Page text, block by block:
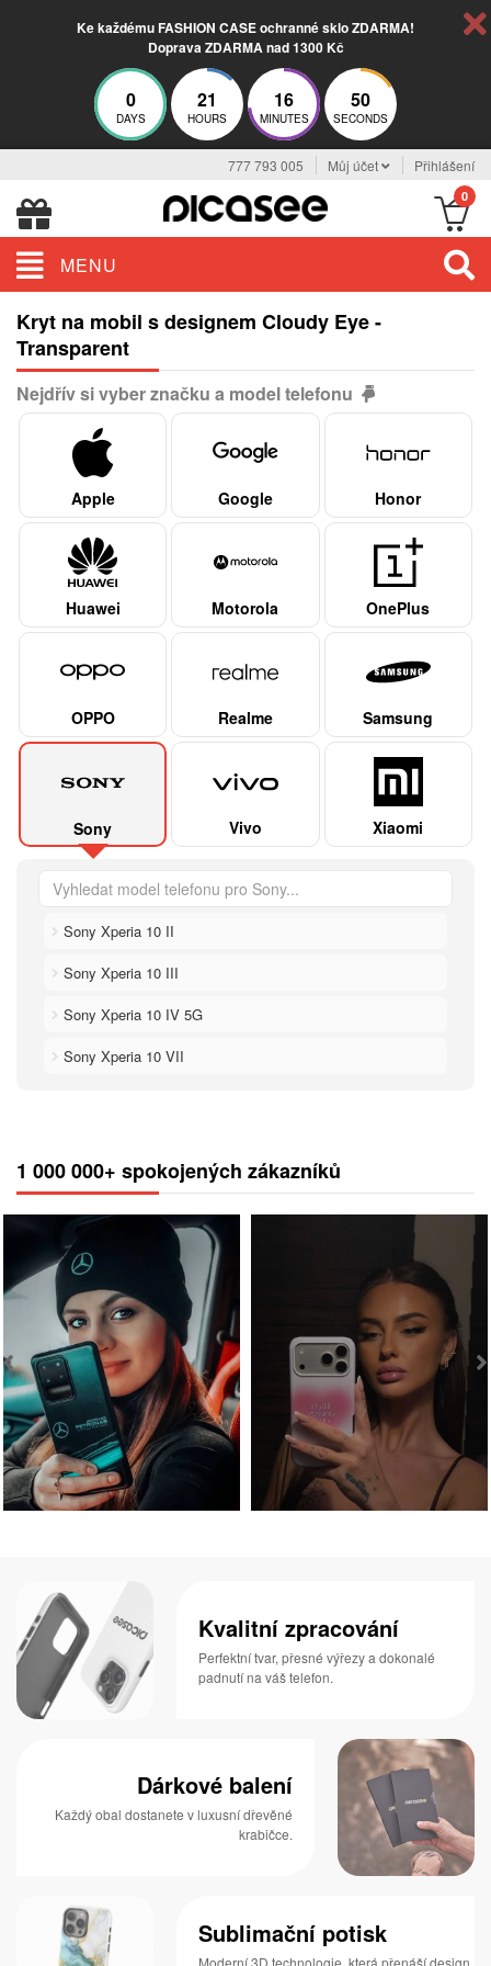
Ke každému FASHION CASE ochranné sklo ZDARMA!
Doprava ZDARMA nad 1300 Kč
0
DAYS
21
HOURS
16
MINUTES
49
SECONDS
777 793 005 Můj účet Přihlášení
0
MENU
Kryt na mobil s designem Cloudy Eye -
Transparent
Nejdřív si vyber značku a model telefonu
Apple Google Honor
Huawei Motorola OnePlus
OPPO Realme Samsung
Sony Vivo Xiaomi
Sony Xperia 10 II
Sony Xperia 10 III
Sony Xperia 10 IV 5G
Sony Xperia 10 VII
1 000 000+ spokojených zákazníků
Kvalitní zpracování
Perfektní tvar, přesné výřezy a dokonalé
padnutí na váš telefon.
Dárkové balení
Každý obal dostanete v luxusní dřevěné
krabičce.
Sublimační potisk
Moderní 3D technologie, která přenáší design